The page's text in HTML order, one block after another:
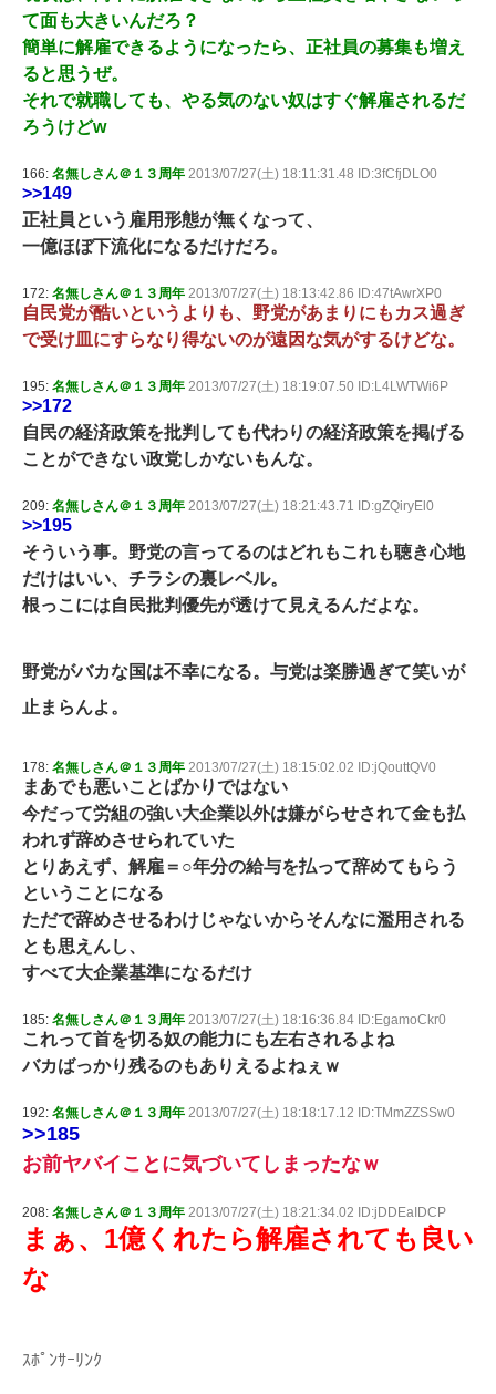
て面も大きいんだろ？
簡単に解雇できるようになったら、正社員の募集も増え
ると思うぜ。
それで就職しても、やる気のない奴はすぐ解雇されるだ
ろうけどw
166: 名無しさん＠１３周年 2013/07/27(土) 18:11:31.48 ID:3fCfjDLO0
>>149
正社員という雇用形態が無くなって、
一億ほぼ下流化になるだけだろ。
172: 名無しさん＠１３周年 2013/07/27(土) 18:13:42.86 ID:47tAwrXP0
自民党が酷いというよりも、野党があまりにもカス過ぎ
で受け皿にすらなり得ないのが遠因な気がするけどな。
195: 名無しさん＠１３周年 2013/07/27(土) 18:19:07.50 ID:L4LWTWi6P
>>172
自民の経済政策を批判しても代わりの経済政策を掲げる
ことができない政党しかないもんな。
209: 名無しさん＠１３周年 2013/07/27(土) 18:21:43.71 ID:gZQiryEl0
>>195
そういう事。野党の言ってるのはどれもこれも聴き心地
だけはいい、チラシの裏レベル。
根っこには自民批判優先が透けて見えるんだよな。
野党がバカな国は不幸になる。与党は楽勝過ぎて笑いが
止まらんよ。
178: 名無しさん＠１３周年 2013/07/27(土) 18:15:02.02 ID:jQouttQV0
まあでも悪いことばかりではない
今だって労組の強い大企業以外は嫌がらせされて金も払
われず辞めさせられていた
とりあえず、解雇＝○年分の給与を払って辞めてもらう
ということになる
ただで辞めさせるわけじゃないからそんなに濫用される
とも思えんし、
すべて大企業基準になるだけ
185: 名無しさん＠１３周年 2013/07/27(土) 18:16:36.84 ID:EgamoCkr0
これって首を切る奴の能力にも左右されるよね
バカばっかり残るのもありえるよねぇｗ
192: 名無しさん＠１３周年 2013/07/27(土) 18:18:17.12 ID:TMmZZSSw0
>>185
お前ヤバイことに気づいてしまったなｗ
208: 名無しさん＠１３周年 2013/07/27(土) 18:21:34.02 ID:jDDEaIDCP
まぁ、1億くれたら解雇されても良い
な
ｽﾎﾟﾝｻｰﾘﾝｸ